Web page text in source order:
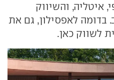
איטליה, והשיווק
בדומה לאפסילון, גם את
לשווק כאן.